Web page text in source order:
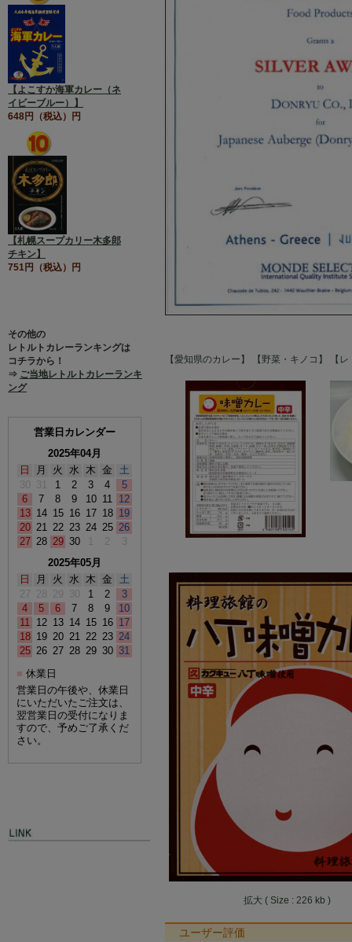
【よこすか海軍カレー（ネ
イビーブルー）】
648円（税込）円
【札幌スープカリー木多郎
チキン】
751円（税込）円
その他の
レトルトカレーランキングは
コチラから！
⇒ ご当地レトルトカレーランキ
ング
営業日カレンダー
2025年04月
日
月 火 水 木 金
土
30
31 1 2 3 4
5
6
7 8 9 10 11 12
13 14 15 16 17 18 19
20 21 22 23 24 25 26
27 28 29 30 1 2
3
2025年05月
日
月 火 水 木 金
土
27 28 29 30 1 2
3
4
5 6 7 8 9
10
11 12 13 14 15 16 17
18 19 20 21 22 23 24
25 26 27 28 29 30 31
■ 休業日
営業日の午後や、休業日
にいただいたご注文は、
翌営業日の受付になりま
すので、予めご了承くだ
さい。
【愛知県のカレー】 【野菜・キノコ】 【
拡大 ( Size : 226 kb )
ユーザー評価